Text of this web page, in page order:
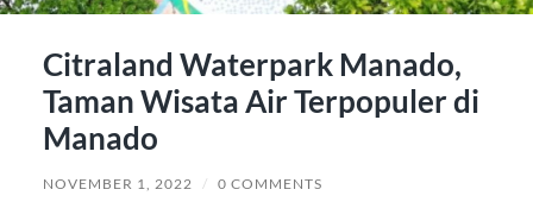
Citraland Waterpark Manado,
Taman Wisata Air Terpopuler di
Manado
NOVEMBER 1, 2022 / 0 COMMENTS